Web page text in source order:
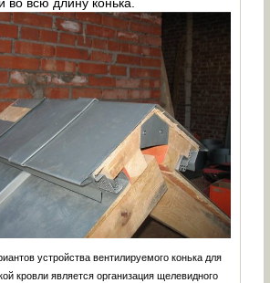
устройства вентилируемого конька для
кровли является организация щелевидного